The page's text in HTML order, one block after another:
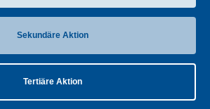
Sekundäre Aktion
Tertiäre Aktion